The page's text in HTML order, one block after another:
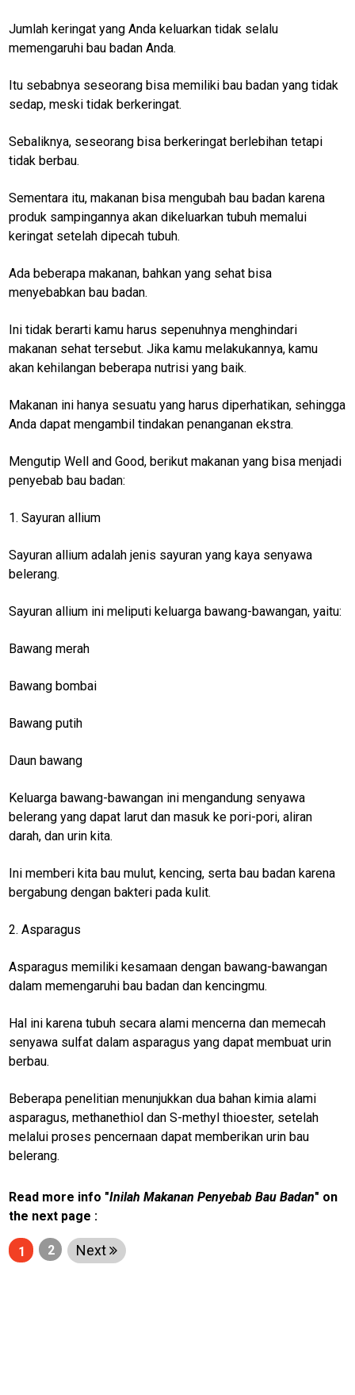
Jumlah keringat yang Anda keluarkan tidak selalu
memengaruhi bau badan Anda.
Itu sebabnya seseorang bisa memiliki bau badan yang tidak
sedap, meski tidak berkeringat.
Sebaliknya, seseorang bisa berkeringat berlebihan tetapi
tidak berbau.
Sementara itu, makanan bisa mengubah bau badan karena
produk sampingannya akan dikeluarkan tubuh memalui
keringat setelah dipecah tubuh.
Ada beberapa makanan, bahkan yang sehat bisa
menyebabkan bau badan.
Ini tidak berarti kamu harus sepenuhnya menghindari
makanan sehat tersebut. Jika kamu melakukannya, kamu
akan kehilangan beberapa nutrisi yang baik.
Makanan ini hanya sesuatu yang harus diperhatikan, sehingga
Anda dapat mengambil tindakan penanganan ekstra.
Mengutip Well and Good, berikut makanan yang bisa menjadi
penyebab bau badan:
1. Sayuran allium
Sayuran allium adalah jenis sayuran yang kaya senyawa
belerang.
Sayuran allium ini meliputi keluarga bawang-bawangan, yaitu:
Bawang merah
Bawang bombai
Bawang putih
Daun bawang
Keluarga bawang-bawangan ini mengandung senyawa
belerang yang dapat larut dan masuk ke pori-pori, aliran
darah, dan urin kita.
Ini memberi kita bau mulut, kencing, serta bau badan karena
bergabung dengan bakteri pada kulit.
2. Asparagus
Asparagus memiliki kesamaan dengan bawang-bawangan
dalam memengaruhi bau badan dan kencingmu.
Hal ini karena tubuh secara alami mencerna dan memecah
senyawa sulfat dalam asparagus yang dapat membuat urin
berbau.
Beberapa penelitian menunjukkan dua bahan kimia alami
asparagus, methanethiol dan S-methyl thioester, setelah
melalui proses pencernaan dapat memberikan urin bau
belerang.
Read more info "Inilah Makanan Penyebab Bau Badan" on
the next page :
1 2 Next
M
Home
kesehatan
sehat
indonesia
sehat
sehat
N
jawabarat
Guide
Money
Real
Gadget
Cat
Food
Lifestyle
Pinjol
Otomotif
infotorial
Theme
Sains
Entertain
InfoTerbaru